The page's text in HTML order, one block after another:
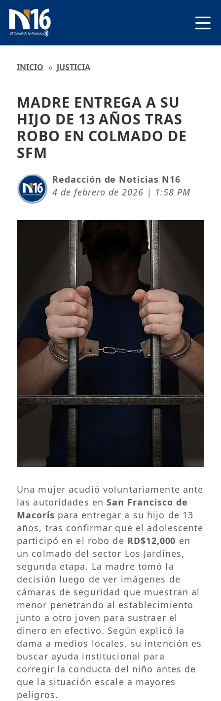
INICIO » JUSTICIA
MADRE ENTREGA A SU
HIJO DE 13 AÑOS TRAS
ROBO EN COLMADO DE
SFM
Redacción de Noticias N16
4 de febrero de 2026 | 1:58 PM
Una mujer acudió voluntariamente ante
las autoridades enSan Francisco de
Macorís para entregar a su hijo de 13
años, tras confirmar que el adolescente
participó en el robo de RD$12,000 en
un colmado del sector Los Jardines,
segunda etapa. La madre tomó la
decisión luego de ver imágenes de
cámaras de seguridad que muestran al
menor penetrando al establecimiento
junto a otro joven para sustraer el
dinero en efectivo. Según explicó la
dama a medios locales, su intención es
buscar ayuda institucional para
corregir la conducta del niño antes de
que la situación escale a mayores
peligros.